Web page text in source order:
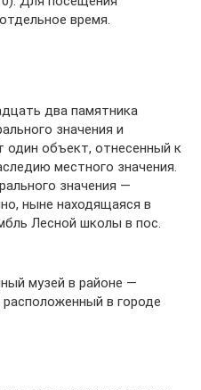
время.
два памятника
значения и
один объект, отнесенный к
местного значения.
значения —
ныне находящаяся в
Лесной школы в пос.
музей в районе —
в городе